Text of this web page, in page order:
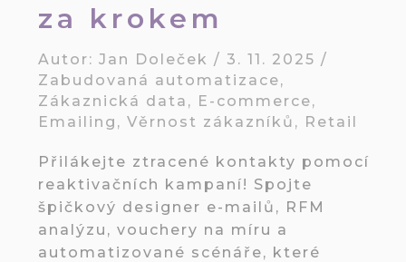
za krokem
Autor:Jan Doleček /3. 11. 2025/
Zabudovaná automatizace,
Zákaznická data , E-commerce,
Emailing ,Věrnost zákazníků , Retail
Přilákejte ztracené kontakty pomocí
reaktivačních kampaní! Spojte
špičkový designer e-mailů, RFM
analýzu, vouchery na míru a
automatizované scénáře, které